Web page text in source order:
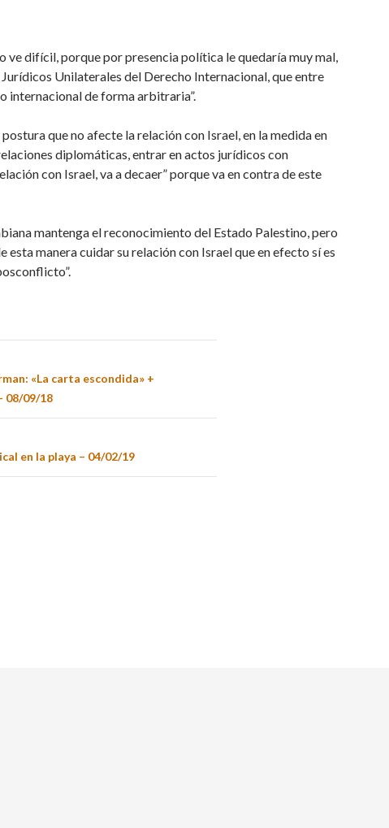
ve difícil, porque por presencia política le quedaría muy mal,
Unilaterales del Derecho Internacional, que entre
internacional de forma arbitraria”.
que no afecte la relación con Israel, en la medida en
diplomáticas, entrar en actos jurídicos con
con Israel, va a decaer” porque va en contra de este
mantenga el reconocimiento del Estado Palestino, pero
manera cuidar su relación con Israel que en efecto sí es
«La carta escondida» +
08/09/18
en la playa – 04/02/19